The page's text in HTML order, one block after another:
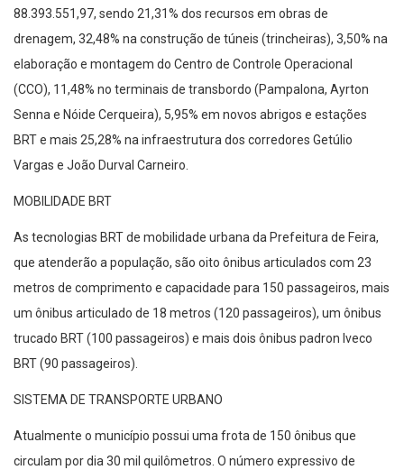
88.393.551,97, sendo 21,31% dos recursos em obras de
drenagem, 32,48% na construção de túneis (trincheiras), 3,50% na
elaboração e montagem do Centro de Controle Operacional
(CCO), 11,48% no terminais de transbordo (Pampalona, Ayrton
Senna e Nóide Cerqueira), 5,95% em novos abrigos e estações
BRT e mais 25,28% na infraestrutura dos corredores Getúlio
Vargas e João Durval Carneiro.
MOBILIDADE BRT
As tecnologias BRT de mobilidade urbana da Prefeitura de Feira,
que atenderão a população, são oito ônibus articulados com 23
metros de comprimento e capacidade para 150 passageiros, mais
um ônibus articulado de 18 metros (120 passageiros), um ônibus
trucado BRT (100 passageiros) e mais dois ônibus padron Iveco
BRT (90 passageiros).
SISTEMA DE TRANSPORTE URBANO
Atualmente o município possui uma frota de 150 ônibus que
circulam por dia 30 mil quilômetros. O número expressivo de